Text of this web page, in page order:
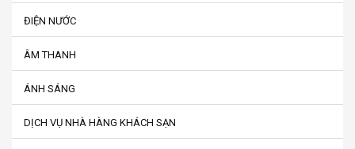
ĐIỆN NƯỚC
ÂM THANH
ÁNH SÁNG
DỊCH VỤ NHÀ HÀNG KHÁCH SẠN